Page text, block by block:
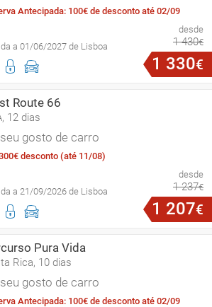
Antecipada: 100€ de desconto até 02/09
a 01/06/2027 de Lisboa
desde
1 430€
1 330€
Route 66
12 dias
gosto de carro
desconto (até 11/08)
a 21/09/2026 de Lisboa
desde
1 237€
1 207€
Pura Vida
Rica, 10 dias
gosto de carro
Antecipada: 100€ de desconto até 02/09